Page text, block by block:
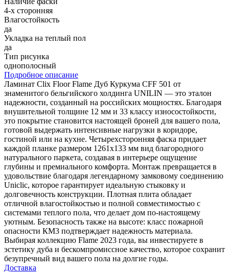
4-х сторонняя
Влагостойкость
да
Укладка на теплый пол
да
Тип рисунка
однополосный
Подробное описание
Ламинат Clix Floor Flame Дуб Куркума CFF 501 от
знаменитого бельгийского холдинга UNILIN — это эталон
надежности, созданный на российских мощностях. Благодаря
внушительной толщине 12 мм и 33 классу износостойкости,
это покрытие становится настоящей броней для вашего пола,
готовой выдержать интенсивные нагрузки в коридоре,
гостиной или на кухне. Четырехсторонняя фаска придает
каждой планке размером 1261x133 мм вид благородного
натурального паркета, создавая в интерьере ощущение
глубины и премиального комфорта. Монтаж превращается в
удовольствие благодаря легендарному замковому соединению
Uniclic, которое гарантирует идеальную стыковку и
долговечность конструкции. Плотная плита обладает
отличной влагостойкостью и полной совместимостью с
системами теплого пола, что делает дом по-настоящему
уютным. Безопасность также на высоте: класс пожарной
опасности КМ3 подтверждает надежность материала.
Выбирая коллекцию Flame 2023 года, вы инвестируете в
эстетику дуба и бескомпромиссное качество, которое сохранит
безупречный вид вашего пола на долгие годы.
Доставка